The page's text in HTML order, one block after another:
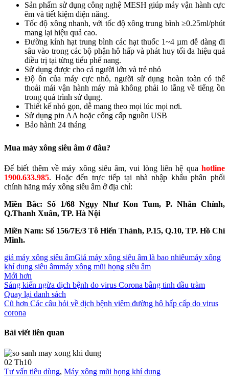
Sản phẩm sử dụng công nghệ MESH giúp máy vận hành cực
êm và tiết kiệm điện năng.
Tốc độ xông nhanh, với tốc độ xông trung bình ≥0.25ml/phút
mang lại hiệu quả cao.
Đường kính hạt trung bình các hạt thuốc 1~4 µm dễ dàng đi
sâu vào trong các bộ phận hô hấp và phát huy tối đa hiệu quả
điều trị tại từng tiểu phế nang.
Sử dụng được cho cả người lớn và trẻ nhỏ
Độ ồn của máy cực nhỏ, người sử dụng hoàn toàn có thể
thoải mái vận hành máy mà không phải lo lắng về tiếng ồn
trong quá trình sử dụng.
Thiết kế nhỏ gọn, dễ mang theo mọi lúc mọi nơi.
Sử dụng pin AA hoặc cổng cấp nguồn USB
Bảo hành 24 tháng
Mua máy xông siêu âm ở đâu?
Để biết thêm về máy xông siêu âm, vui lòng liên hệ qua hotline
1900.633.985. Hoặc đến trực tiếp tại nhà nhập khẩu phân phối
chính hãng máy xông siêu âm ở địa chỉ:
Miền Bắc: Số 1/68 Ngụy Như Kon Tum, P. Nhân Chính,
Q.Thanh Xuân, TP. Hà Nội
Miền Nam: Số 156/7E/3 Tô Hiến Thành, P.15, Q.10, TP. Hồ Chí
Minh.
giá máy xông siêu âmGiá máy xông siêu âm là bao nhiêumáy xông
khí dung siêu âmmáy xông mũi họng siêu âm
Mới hơn
Sáng kiến ngừa dịch bệnh do virus Corona bằng tinh dầu tràm
Quay lại danh sách
Cũ hơn Các câu hỏi về dịch bệnh viêm đường hô hấp cấp do virus
corona
Bài viết liên quan
02 Th10
Tư vấn tiêu dùng, Máy xông mũi họng khí dung